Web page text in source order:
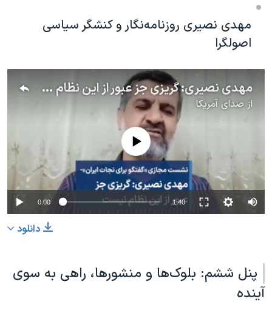
مهدی نصیری روزنامه‌نگار و کنشگر سیاسی
اصولگرا
مهدی نصیری: گریزی جز عبور از این نظام نیست
از صدای آمریکا
No media source currently available
0:00 1:40
دانلود
پنل ششم: بلوک‌ها و منشورها، راهی به سوی
آینده